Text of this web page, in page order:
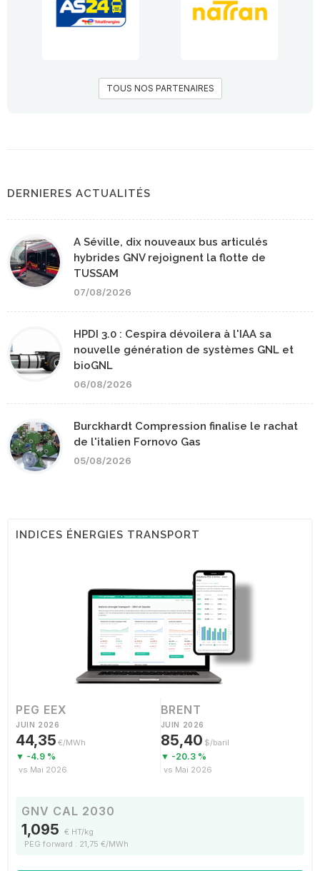
TOUS NOS PARTENAIRES
DERNIERES ACTUALITÉS
A Séville, dix nouveaux bus articulés
hybrides GNV rejoignent la flotte de
TUSSAM
07/08/2026
HPDI 3.0 : Cespira dévoilera à l'IAA sa
nouvelle génération de systèmes GNL et
bioGNL
06/08/2026
Burckhardt Compression finalise le rachat
de l'italien Fornovo Gas
05/08/2026
INDICES ÉNERGIES TRANSPORT
PEG EEX
JUIN 2026
44,35 €/MWh
▼ -4.9 %
vs Mai 2026
BRENT
JUIN 2026
85,40 $/baril
▼ -20.3 %
vs Mai 2026
GNV CAL 2030
1,095 € HT/kg
PEG forward : 21,75 €/MWh